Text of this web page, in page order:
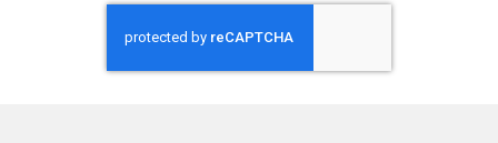
Samsung Honduras
Samsung Nicaragua
Samsung Panamá